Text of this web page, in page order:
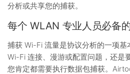
分析或共享您的捕获。
每个 WLAN 专业人员必备
捕获 Wi-Fi 流量是协议分析的一项
Wi-Fi 连接、漫游或配置问题，还是
您肯定都需要执行数据包捕获。